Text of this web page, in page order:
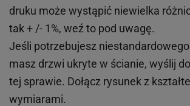
druku może wystąpić niewielka
tak + /- 1%, weź to pod uwagę.
Jeśli potrzebujesz niestandardowego
masz drzwi ukryte w ścianie, wyślij
tej sprawie. Dołącz rysunek z
wymiarami.